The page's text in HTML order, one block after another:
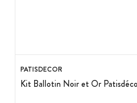
PATISDECOR
Kit Ballotin Noir et Or